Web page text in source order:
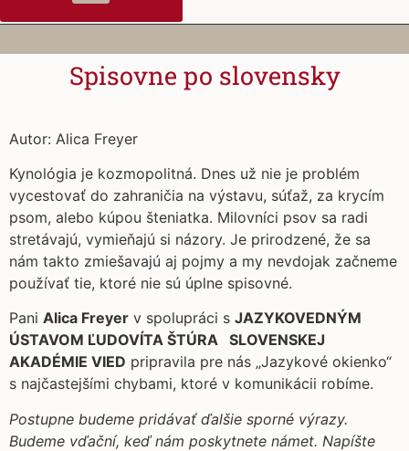
Spisovne po slovensky
Autor: Alica Freyer
Kynológia je kozmopolitná. Dnes už nie je problém
vycestovať do zahraničia na výstavu, súťaž, za krycím
psom, alebo kúpou šteniatka. Milovníci psov sa radi
stretávajú, vymieňajú si názory. Je prirodzené, že sa
nám takto zmiešavajú aj pojmy a my nevdojak začneme
používať tie, ktoré nie sú úplne spisovné.
Pani Alica Freyer v spolupráci s JAZYKOVEDNÝM
ÚSTAVOM ĽUDOVÍTA ŠTÚRA SLOVENSKEJ
AKADÉMIE VIED pripravila pre nás „Jazykové okienko“
s najčastejšími chybami, ktoré v komunikácii robíme.
Postupne budeme pridávať ďalšie sporné výrazy.
Budeme vďační, keď nám poskytnete námet. Napíšte